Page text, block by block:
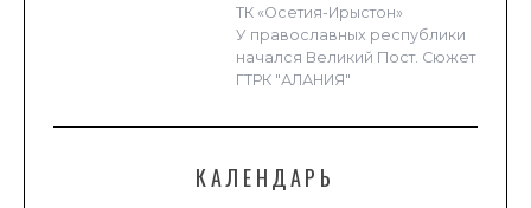
ТК «Осетия-Ирыстон»
У православных республики
начался Великий Пост. Сюжет
ГТРК "АЛАНИЯ"
КАЛЕНДАРЬ